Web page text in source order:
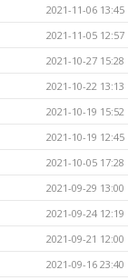
2021-11-06 13:45
2021-11-05 12:57
2021-10-27 15:28
2021-10-22 13:13
2021-10-19 15:52
2021-10-19 12:45
2021-10-05 17:28
2021-09-29 13:00
2021-09-24 12:19
2021-09-21 12:00
2021-09-16 23:40